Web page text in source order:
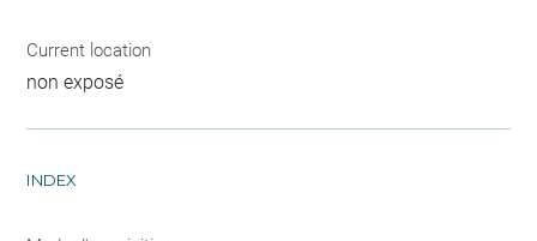
Current location
non exposé
INDEX